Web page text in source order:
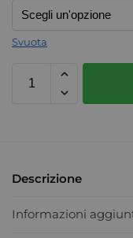
Svuota
Descrizione
Informazioni